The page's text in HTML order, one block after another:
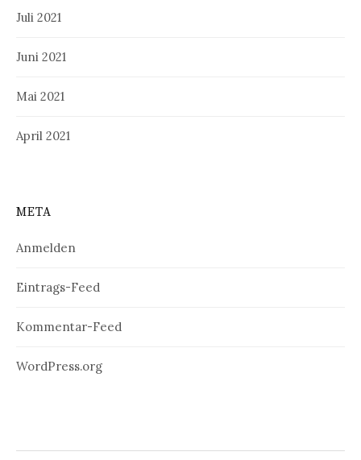
Juli 2021
Juni 2021
Mai 2021
April 2021
META
Anmelden
Eintrags-Feed
Kommentar-Feed
WordPress.org